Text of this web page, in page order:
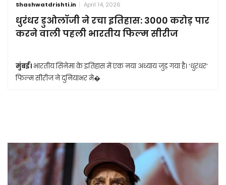
Shashwatdrishti.in April 14, 2026
धुरंधर डुओलॉजी ने रचा इतिहास: 3000 करोड़ पार
करने वाली पहली भारतीय फिल्म सीरीज
मुंबई। भारतीय सिनेमा के इतिहास में एक नया अध्याय जुड़ गया है। ‘धुरंधर’
फिल्म सीरीज ने दुनियाभर मे�